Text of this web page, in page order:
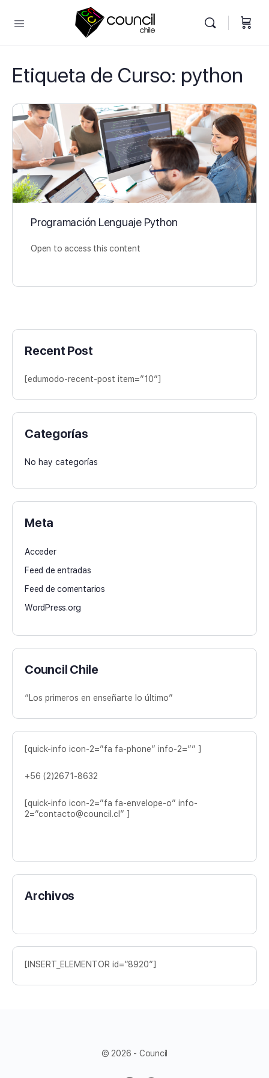
Etiqueta de Curso: python
Programación Lenguaje Python
Open to access this content
Recent Post
[edumodo-recent-post item=”10″]
Categorías
No hay categorías
Meta
Acceder
Feed de entradas
Feed de comentarios
WordPress.org
Council Chile
“Los primeros en enseñarte lo último”
[quick-info icon-2=”fa fa-phone” info-2=”” ]
+56 (2)2671-8632
[quick-info icon-2=”fa fa-envelope-o” info-
2=”contacto@council.cl” ]
Archivos
[INSERT_ELEMENTOR id=”8920″]
© 2026 - Council